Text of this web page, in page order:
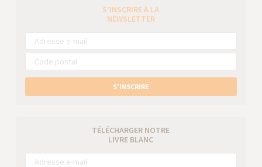
S’INSCRIRE À LA
NEWSLETTER
S’INSCRIRE
TÉLÉCHARGER NOTRE
LIVRE BLANC